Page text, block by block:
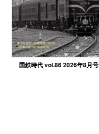
国鉄時代 vol.86 2026年8月号